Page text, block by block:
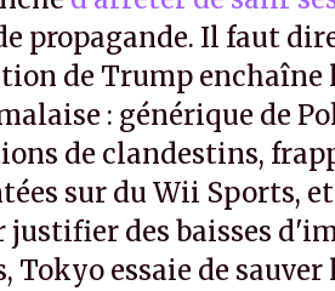
propagande. Il faut
de Trump enchaîne
: générique de
de clandestins,
sur du Wii Sports,
des baisses
Tokyo essaie de sauver